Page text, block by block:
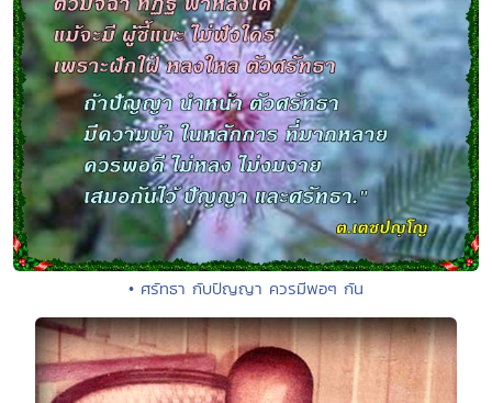
• ศรัทธา กับปัญญา ควรมีพอๆ กัน